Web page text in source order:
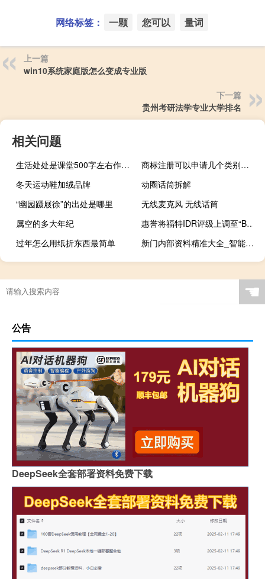
网络标签： 一颗 您可以 量词
上一篇
win10系统家庭版怎么变成专业版
下一篇
贵州考研法学专业大学排名
相关问题
生活处处是课堂500字左右作文（生活处处是课堂500）
商标注册可以申请几个类别（一个商标可以注册几个类别）
冬天运动鞋加绒品牌
动圈话筒拆解
“幽园蹑屐徐”的出处是哪里
无线麦克风 无线话筒
属空的多大年纪
惠誉将福特IDR评级上调至“BBB-”展望稳定
过年怎么用纸折东西最简单
新门内部资料精准大全_智能AI深度解析_好看视频版v32.254
☚
公告
DeepSeek全套部署资料免费下载